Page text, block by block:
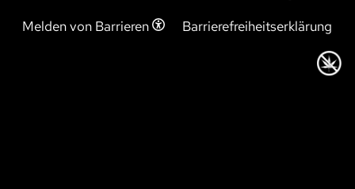
Melden von Barrieren
Barrierefreiheitserklärung